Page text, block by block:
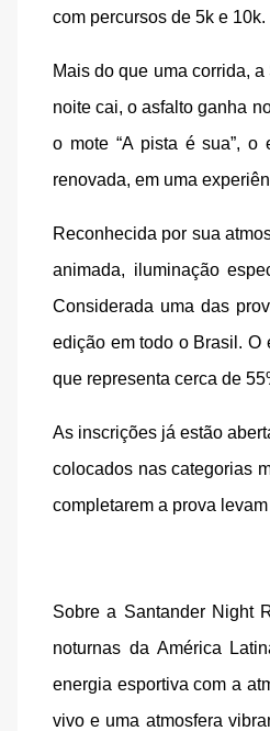
com percursos de 5k e
Mais do que uma corrida,
noite cai, o asfalto ganha
o mote “A pista é sua”, o
renovada, em uma
Reconhecida por sua
animada, iluminação
Considerada uma das
edição em todo o Brasil. O
que representa cerca de
As inscrições já estão
colocados nas categorias
completarem a prova
Sobre a Santander Night
noturnas da América
energia esportiva com a
vivo e uma atmosfera